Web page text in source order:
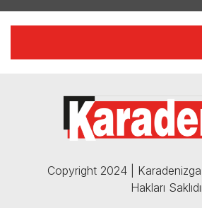
05.12.2024
Copyright 2024 |
Hakları